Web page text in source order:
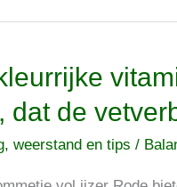
dat de
weerstand en tips /